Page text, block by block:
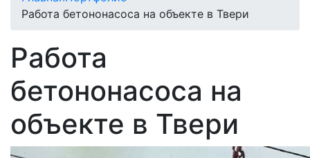
Работа бетононасоса на объекте в Твери
Работа
бетононасоса на
объекте в Твери